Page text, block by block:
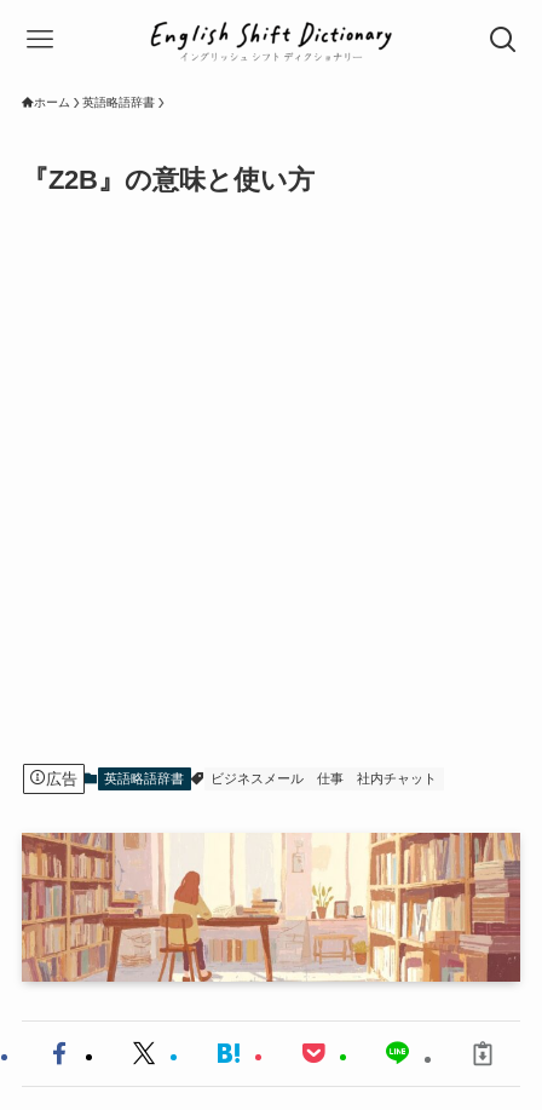
ホーム 英語略語辞書
『Z2B』の意味と使い方
広告 英語略語辞書 ビジネスメール 仕事 社内チャット